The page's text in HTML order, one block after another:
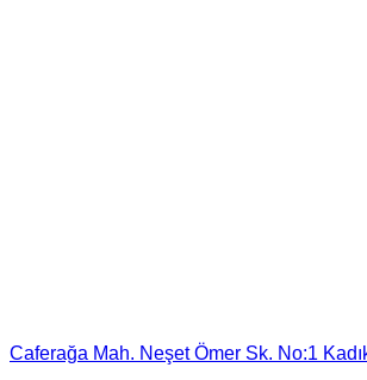
Caferağa Mah. Neşet Ömer Sk. No:1